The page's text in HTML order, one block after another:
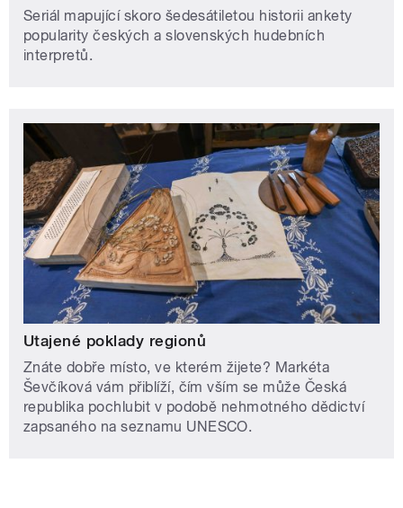
Seriál mapující skoro šedesátiletou historii ankety
popularity českých a slovenských hudebních
interpretů.
Utajené poklady regionů
Znáte dobře místo, ve kterém žijete? Markéta
Ševčíková vám přiblíží, čím vším se může Česká
republika pochlubit v podobě nehmotného dědictví
zapsaného na seznamu UNESCO.